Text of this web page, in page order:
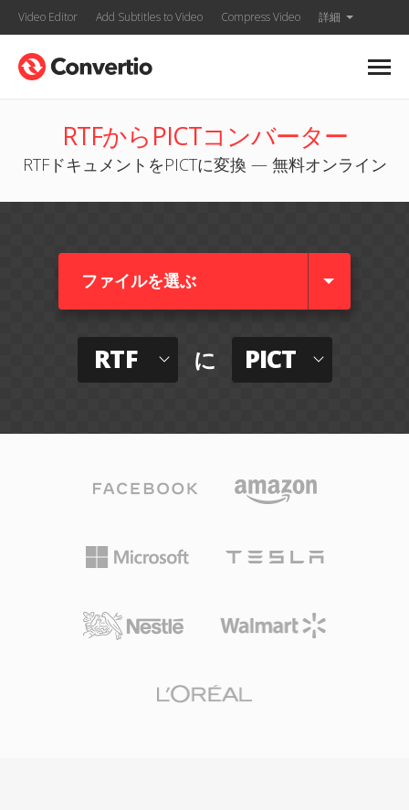
Video Editor Add Subtitles to Video Compress Video 詳細
RTFからPICTコンバーター
RTFドキュメントをPICTに変換 — 無料オンライン
ファイルを選ぶ
RTF に PICT